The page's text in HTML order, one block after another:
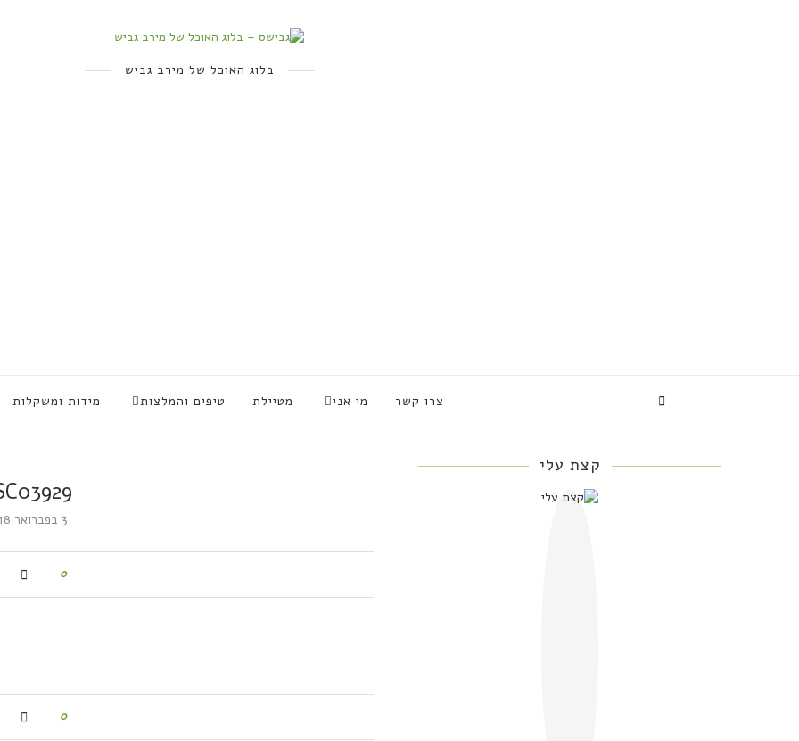
בלוג האוכל של מירב גביש
מידות ומשקלות טיפים והמלצות מטיילת מי אני צרו קשר
3 בפברואר 2018
0
0
קצת עלי